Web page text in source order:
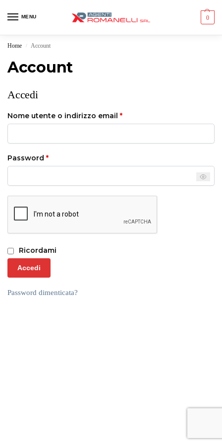
MENU 0
Home / Account
Account
Accedi
Nome utente o indirizzo email *
Password *
Ricordami
Accedi
Password dimenticata?